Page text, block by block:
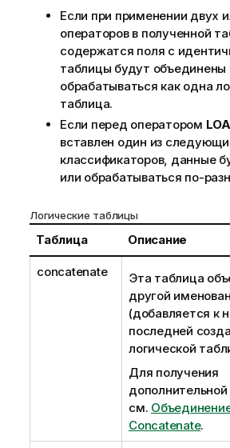
Если при применении двух
операторов в полученной
содержатся поля с
таблицы будут объединены
обрабатываться как одна
таблица.
Если перед оператором
вставлен один из
классификаторов, данные
или обрабатываться по-
Логические таблицы
Таблица Описание
concatenate
Эта таблица
другой
(добавляется к
последней
логической
Для получения
см.
Concatenate.